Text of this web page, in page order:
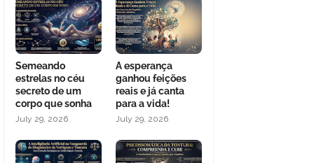
Semeando
estrelas no céu
secreto de um
corpo que sonha
July 29, 2026
A esperança
ganhou feições
reais e já canta
para a vida!
July 29, 2026